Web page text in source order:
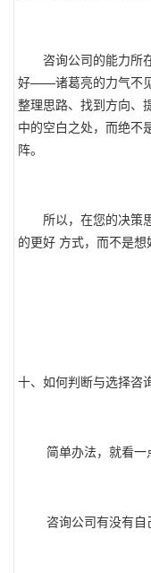
咨询公司的能力所在
好——诸葛亮的力气不
整理思路、找到方向、
中的空白之处，而绝不
阵。
所以，在您的决策思
的更好 方式，而不是想
十、如何判断与选择咨
简单办法，就看一
咨询公司有没有自